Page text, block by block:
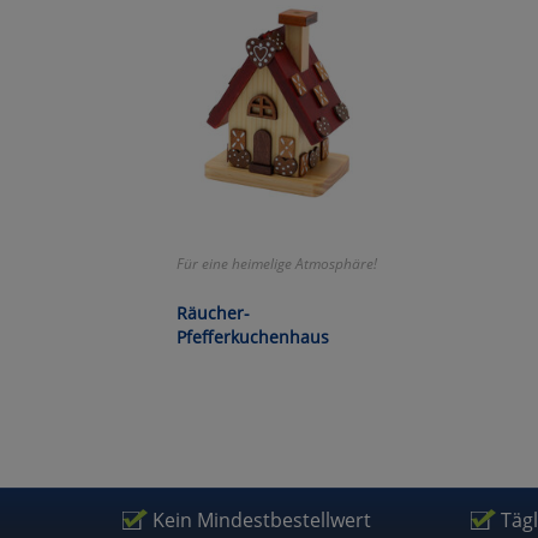
Für eine heimelige Atmosphäre!
Räucher-
Pfefferkuchenhaus
Kein Mindestbestellwert